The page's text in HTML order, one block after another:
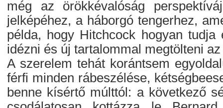
még az örökkévalóság
jelképéhez, a háborgó tengerhez,
példa, hogy Hitchcock hogyan
idézni és új tartalommal megtölteni
A szerelem tehát korántsem
férfi minden rábeszélése,
benne kísértő múlttól: a következő